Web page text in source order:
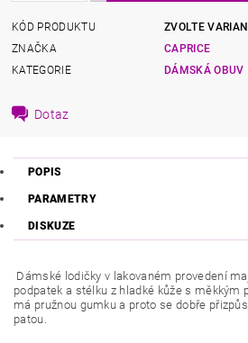
KÓD PRODUKTU
ZVOLTE
ZNAČKA
CAPRICE
KATEGORIE
DÁMSKÁ OBUV
Dotaz
POPIS
PARAMETRY
DISKUZE
Dámské lodičky v lakovaném provedení
podpatek a stélku z hladké kůže s měkkým
má pružnou gumku a proto se dobře
patou.